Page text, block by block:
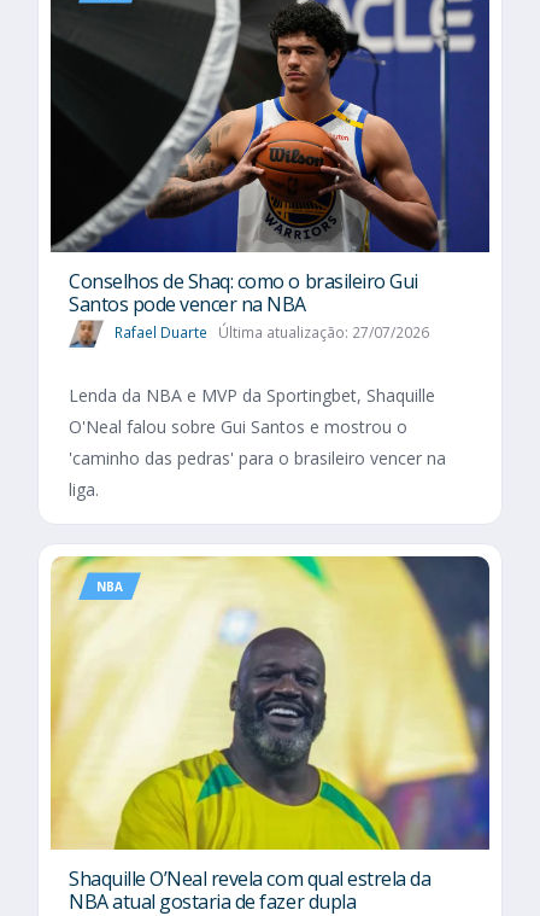
Conselhos de Shaq: como o brasileiro Gui
Santos pode vencer na NBA
Rafael Duarte Última atualização: 27/07/2026
Lenda da NBA e MVP da Sportingbet, Shaquille
O'Neal falou sobre Gui Santos e mostrou o
'caminho das pedras' para o brasileiro vencer na
liga.
NBA
Shaquille O’Neal revela com qual estrela da
NBA atual gostaria de fazer dupla